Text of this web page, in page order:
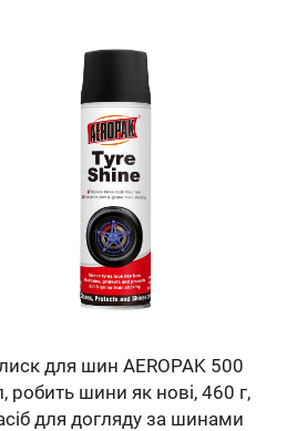
для шин AEROPAK 500
робить шини як нові, 460 г,
для догляду за шинами